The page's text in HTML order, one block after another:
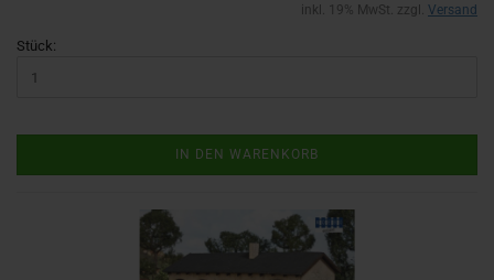
inkl. 19% MwSt. zzgl. Versand
Stück:
IN DEN WARENKORB